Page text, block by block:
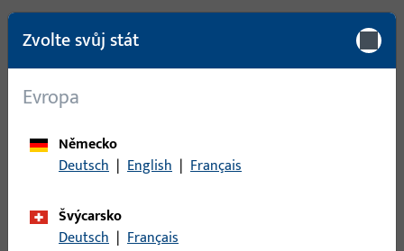
Balení
Pro získání informací o ceně nebo objednávku zboží se
Zvolte svůj stát
Evropa
Německo
Deutsch | English | Français
Švýcarsko
Deutsch | Français